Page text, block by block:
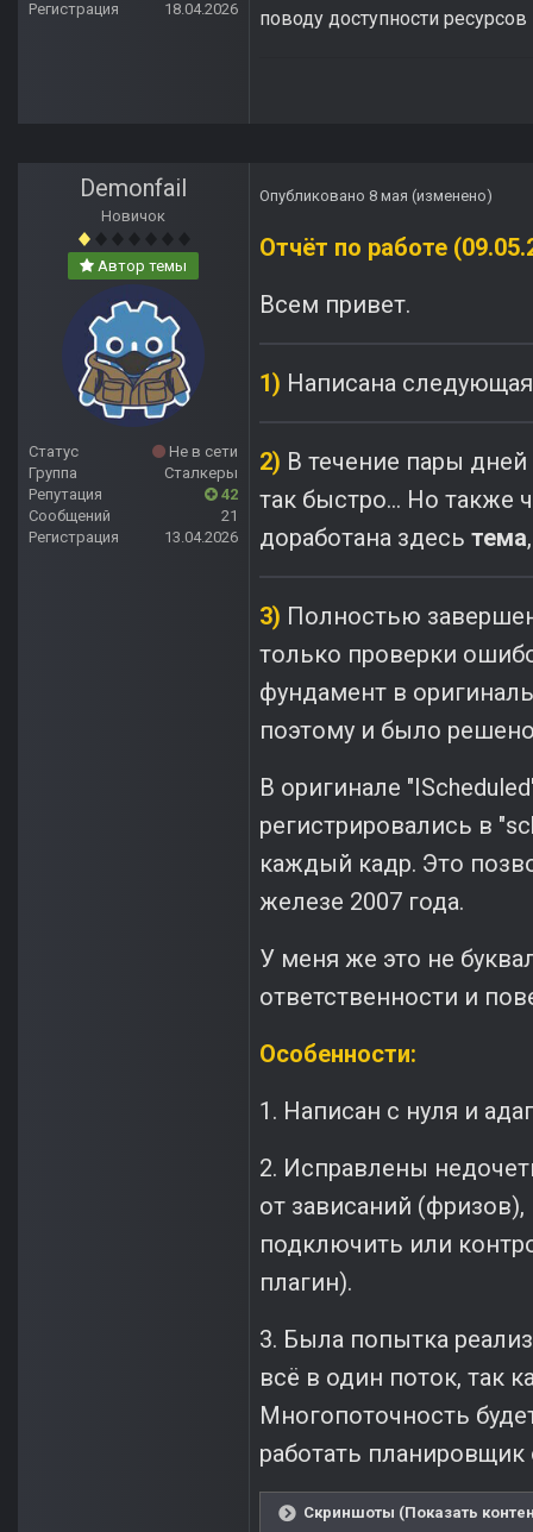
Регистрация 18.04.2026
поводу доступности
Demonfail
Новичок
Автор темы
Статус
Не в сети
Группа
Сталкеры
Репутация
42
Сообщений
21
Регистрация
13.04.2026
Опубликовано 8 мая (изменено)
Отчёт по работе
Всем привет.
1) Написана
2) В течение пары
так быстро... Но также
доработана здесь тема
3) Полностью
только проверки
фундамент в
поэтому и было
В оригинале
регистрировались в
каждый кадр. Это
железе 2007 года.
У меня же это не
ответственности и
Особенности:
1. Написан с нуля и
2. Исправлены
от зависаний
подключить или
плагин).
3. Была попытка
всё в один поток, так
Многопоточность
работать планировщик
Скриншоты (Показать